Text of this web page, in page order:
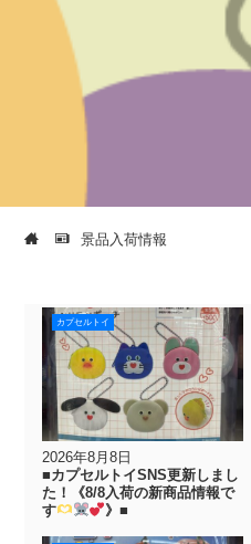
景品入荷情報
カプセルトイ
2026年8月8日
■カプセルトイSNS更新しまし
た！《8/8入荷の新商品情報で
す
》■